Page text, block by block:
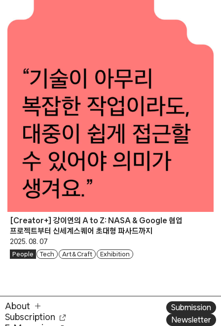
[Creator+] 강이연의 A to Z: NASA & Google 협업
프로젝트부터 신세계스퀘어 초대형 파사드까지
2025. 08. 07
People Tech Art & Craft Exhibition
About
Subscription
Submission
Newsletter